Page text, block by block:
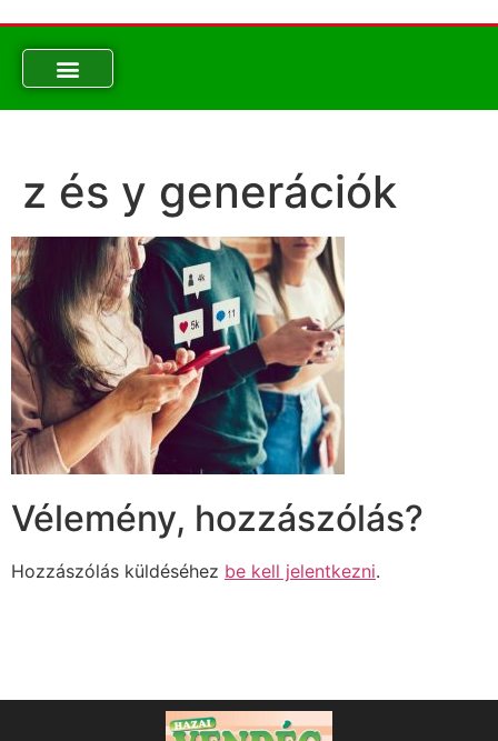
z és y generációk
Vélemény, hozzászólás?
Hozzászólás küldéséhez be kell jelentkezni.